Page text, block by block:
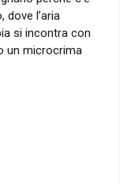
dove l’aria
si incontra con
un microcrima